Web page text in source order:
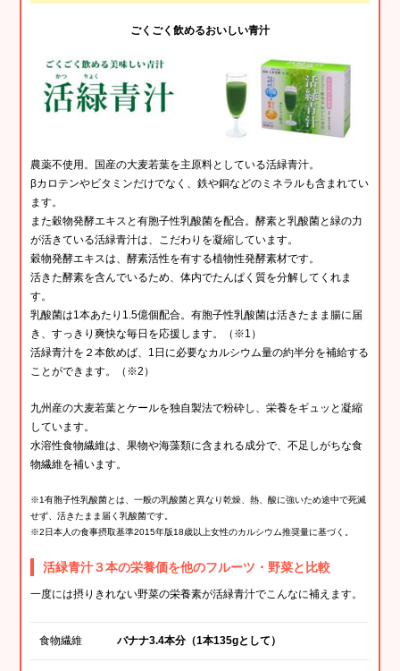
ごくごく飲めるおいしい青汁
農薬不使用。国産の大麦若葉を主原料としている活緑青汁。
βカロテンやビタミンだけでなく、鉄や銅などのミネラルも含まれてい
ます。
また穀物発酵エキスと有胞子性乳酸菌を配合。酵素と乳酸菌と緑の力
が活きている活緑青汁は、こだわりを凝縮しています。
穀物発酵エキスは、酵素活性を有する植物性発酵素材です。
活きた酵素を含んでいるため、体内でたんぱく質を分解してくれま
す。
乳酸菌は1本あたり1.5億個配合。有胞子性乳酸菌は活きたまま腸に届
き、すっきり爽快な毎日を応援します。（※1）
活緑青汁を２本飲めば、1日に必要なカルシウム量の約半分を補給する
ことができます。（※2）
九州産の大麦若葉とケールを独自製法で粉砕し、栄養をギュッと凝縮
しています。
水溶性食物繊維は、果物や海藻類に含まれる成分で、不足しがちな食
物繊維を補います。
※1有胞子性乳酸菌とは、一般の乳酸菌と異なり乾燥、熱、酸に強いため途中で死滅
せず、活きたまま届く乳酸菌です。
※2日本人の食事摂取基準2015年版18歳以上女性のカルシウム推奨量に基づく。
活緑青汁３本の栄養価を他のフルーツ・野菜と比較
一度には摂りきれない野菜の栄養素が活緑青汁でこんなに補えます。
食物繊維 バナナ3.4本分（1本135gとして）